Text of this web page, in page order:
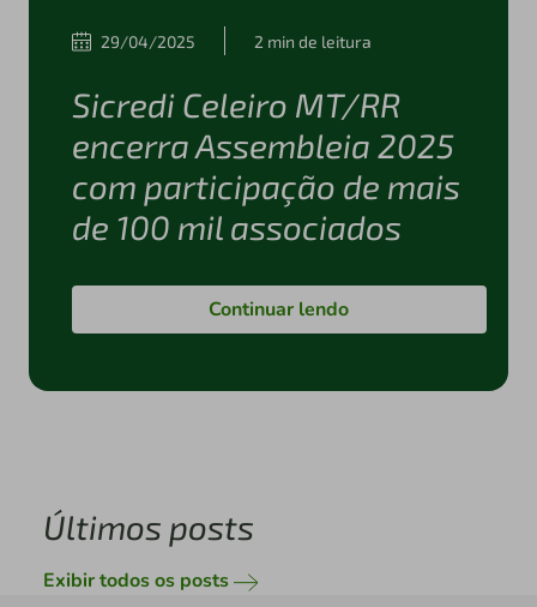
29/04/2025 2 min de leitura
Sicredi Celeiro MT/RR
encerra Assembleia 2025
com participação de mais
de 100 mil associados
Continuar lendo
Últimos posts
Exibir todos os posts